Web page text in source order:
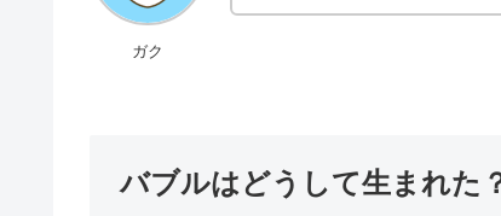
ガク
バブルはどうして生まれた